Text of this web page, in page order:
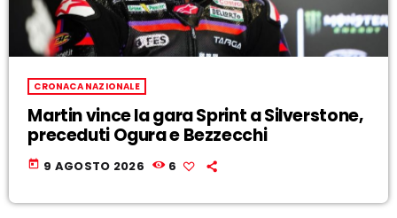
CRONACA NAZIONALE
Martin vince la gara Sprint a Silverstone,
preceduti Ogura e Bezzecchi
today 9 AGOSTO 2026 6